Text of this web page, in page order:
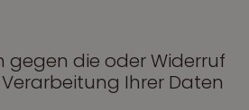
gegen die oder Widerruf
Ihrer Daten